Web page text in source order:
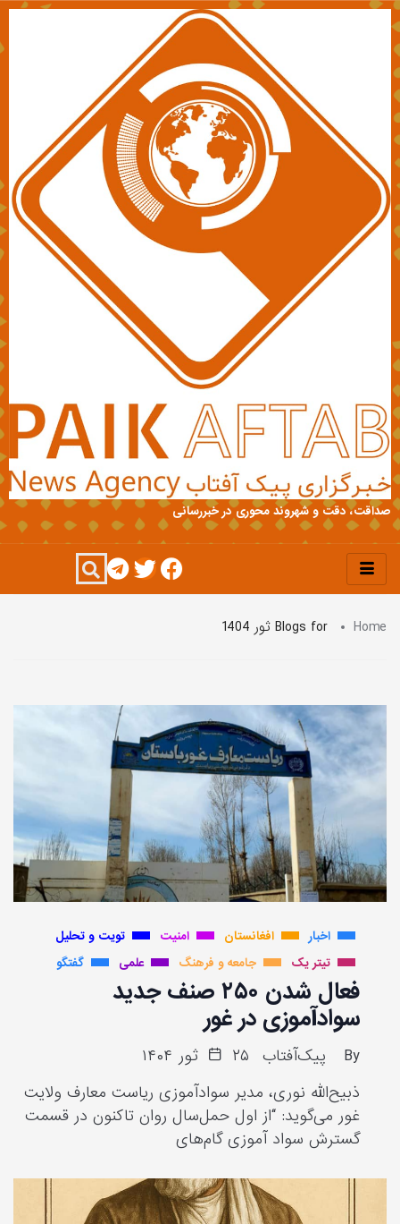
دقت و شهروند محوری در خبررسانی
Blogs for ثور 1404
اخبار افغانستان امنیت
تویت و تحلیل
تیتر یک
جامعه و فرهنگ علمی گفتگو
فعال شدن ۲۵۰ صنف جدید
سوادآموزی در غور
پیک‌آفتاب ۲۵ ثور ۱۴۰۴
ذبیح‌الله نوری، مدیر سوادآموزی ریاست معارف ولایت
غور می‌گوید: “از اول حمل‌سال روان تاکنون در قسمت
گسترش سواد آموزی گام‌های